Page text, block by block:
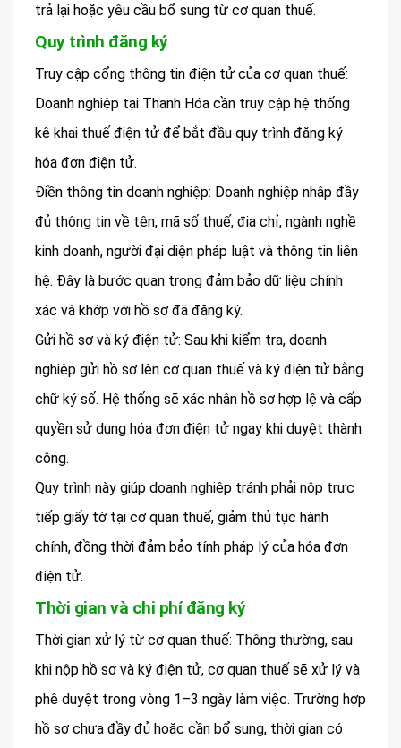
trả lại hoặc yêu cầu bổ sung từ cơ quan thuế.
Quy trình đăng ký
Truy cập cổng thông tin điện tử của cơ quan thuế:
Doanh nghiệp tại Thanh Hóa cần truy cập hệ thống
kê khai thuế điện tử để bắt đầu quy trình đăng ký
hóa đơn điện tử.
Điền thông tin doanh nghiệp: Doanh nghiệp nhập đầy
đủ thông tin về tên, mã số thuế, địa chỉ, ngành nghề
kinh doanh, người đại diện pháp luật và thông tin liên
hệ. Đây là bước quan trọng đảm bảo dữ liệu chính
xác và khớp với hồ sơ đã đăng ký.
Gửi hồ sơ và ký điện tử: Sau khi kiểm tra, doanh
nghiệp gửi hồ sơ lên cơ quan thuế và ký điện tử bằng
chữ ký số. Hệ thống sẽ xác nhận hồ sơ hợp lệ và cấp
quyền sử dụng hóa đơn điện tử ngay khi duyệt thành
công.
Quy trình này giúp doanh nghiệp tránh phải nộp trực
tiếp giấy tờ tại cơ quan thuế, giảm thủ tục hành
chính, đồng thời đảm bảo tính pháp lý của hóa đơn
điện tử.
Thời gian và chi phí đăng ký
Thời gian xử lý từ cơ quan thuế: Thông thường, sau
khi nộp hồ sơ và ký điện tử, cơ quan thuế sẽ xử lý và
phê duyệt trong vòng 1–3 ngày làm việc. Trường hợp
hồ sơ chưa đầy đủ hoặc cần bổ sung, thời gian có